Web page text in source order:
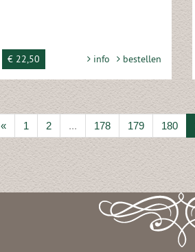
€ 22,50 info bestellen
« 1 2 ... 178 179 180